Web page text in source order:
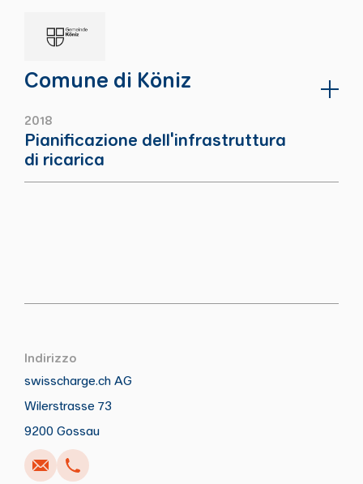
Comune di Köniz
2018
Pianificazione dell'infrastruttura
di ricarica
Indirizzo
swisscharge.ch AG
Wilerstrasse 73
9200 Gossau
Schreiben Copia
Anrufen Copia